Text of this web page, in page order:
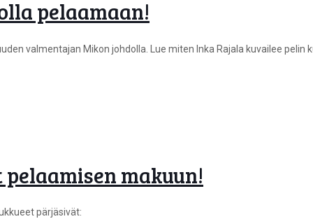
pelaamaan!
valmentajan Mikon johdolla. Lue miten Inka Rajala kuvailee pelin
makuun!
pärjäsivät: